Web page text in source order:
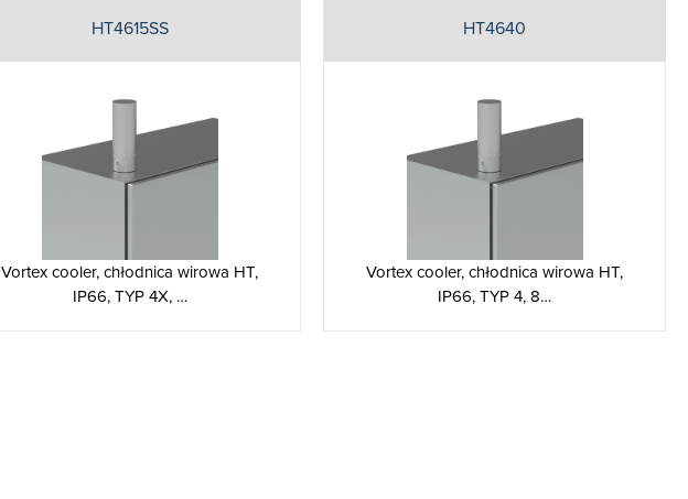
HT4615SS
Vortex cooler, chłodnica wirowa HT,
IP66, TYP 4X, …
HT4640
Vortex cooler, chłodnica wirowa HT,
IP66, TYP 4, 8…